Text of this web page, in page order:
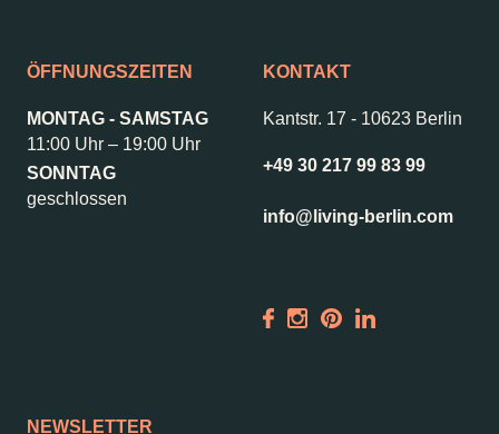
Kontakt
Jobs
Wedding Planner
Storeplan
Garden
ÖFFNUNGSZEITEN
MONTAG - SAMSTAG
11:00 Uhr – 19:00 Uhr
SONNTAG
geschlossen
KONTAKT
Kantstr. 17 - 10623 Berlin
+49 30 217 99 83 99
info@living-berlin.com
NEWSLETTER